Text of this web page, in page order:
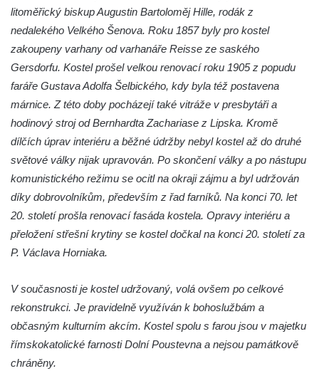
svázán a ze zahrady vyhnán
Křížová cesta Římov – VII. kaple – Políbení
Jidášovo
Křížová cesta Římov – VI. kaple – Olivetská
hora (Getsemanská zahrada)
Křížová cesta Římov – V. kaple – Smutná
duše
Křížová cesta Římov – IV. kaple – Pustá ves
Křížová cesta Římov – II. kaple – Poslední
večeře Páně
Ježíše s Pannou Marií
Márnice na hřbitově v Římově
Kaple v Horním Třeboníně
litoměřický biskup Augustin Bartoloměj Hille, rodák z
nedalekého Velkého Šenova. Roku 1857 byly pro kostel
zakoupeny varhany od varhanáře Reisse ze saského
Gersdorfu. Kostel prošel velkou renovací roku 1905 z popudu
faráře Gustava Adolfa Šelbického, kdy byla též postavena
márnice. Z této doby pocházejí také vitráže v presbytáři a
hodinový stroj od Bernhardta Zachariase z Lipska. Kromě
dílčích úprav interiéru a běžné údržby nebyl kostel až do druhé
světové války nijak upravován. Po skončení války a po nástupu
komunistického režimu se ocitl na okraji zájmu a byl udržován
díky dobrovolníkům, především z řad farníků. Na konci 70. let
20. století prošla renovací fasáda kostela. Opravy interiéru a
přeložení střešní krytiny se kostel dočkal na konci 20. století za
P. Václava Horniaka.
V současnosti je kostel udržovaný, volá ovšem po celkové
rekonstrukci. Je pravidelně využíván k bohoslužbám a
občasným kulturním akcím. Kostel spolu s farou jsou v majetku
římskokatolické farnosti Dolní Poustevna a nejsou památkově
chráněny.